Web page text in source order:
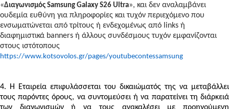
«Διαγωνισμός Samsung Galaxy S26 Ultra», και δεν αναλαμβάνει
ουδεμία ευθύνη για πληροφορίες και τυχόν περιεχόμενο που
ενσωματώνεται από τρίτους ή ενδεχομένως από links ή
διαφημιστικά banners ή άλλους συνδέσμους τυχόν εμφανίζονται
στους ιστότοπους
https://www.kotsovolos.gr/pages/youtubecontessamsung
4. Η Εταιρεία επιφυλάσσεται του δικαιώματός της να μεταβάλλει
τους παρόντες όρους, να συντομεύσει ή να παρατείνει τη διάρκειά